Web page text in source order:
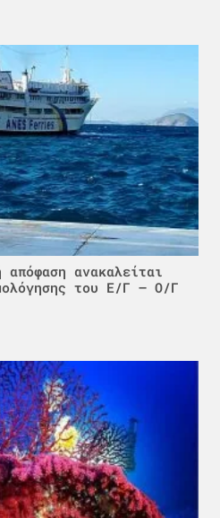
ανακαλείται
του Ε/Γ – Ο/Γ